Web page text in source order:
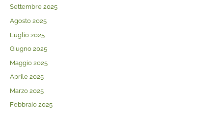
Settembre 2025
Agosto 2025
Luglio 2025
Giugno 2025
Maggio 2025
Aprile 2025
Marzo 2025
Febbraio 2025